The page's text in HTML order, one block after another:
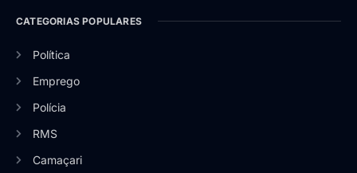
CATEGORIAS POPULARES
Política
Emprego
Polícia
RMS
Camaçari